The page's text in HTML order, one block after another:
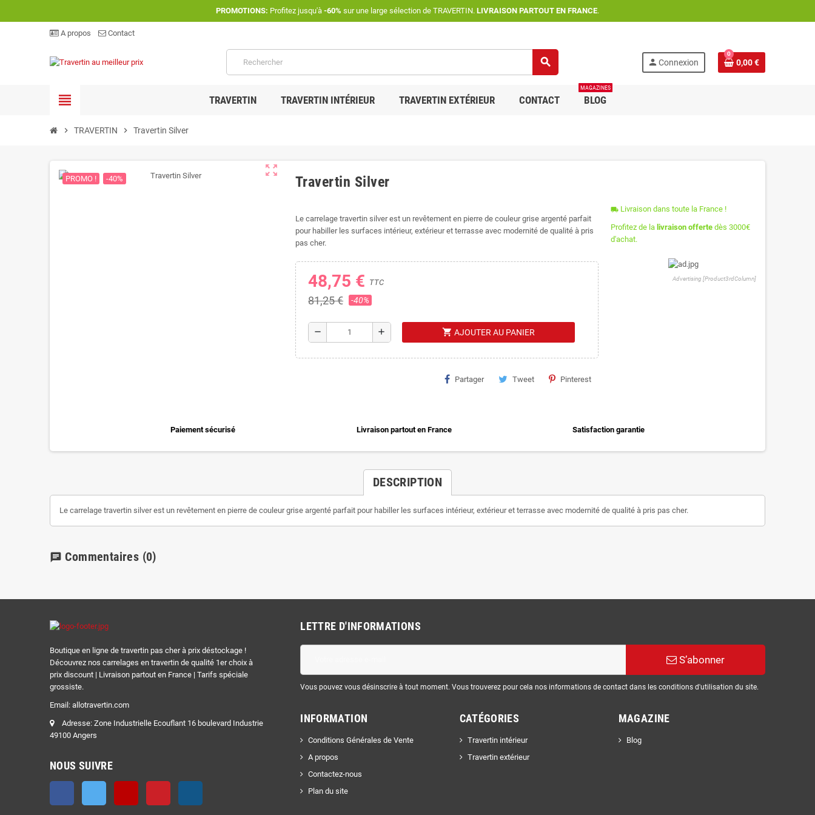
PROMOTIONS: Profitez jusqu'à -60% sur une large sélection de TRAVERTIN. LIVRAISON PARTOUT EN FRANCE.
A propos Contact
search person Connexion
0
0,00 €
view_headline TRAVERTIN TRAVERTIN INTÉRIEUR TRAVERTIN EXTÉRIEUR CONTACT BLOG
MAGAZINES
chevron_right TRAVERTIN chevron_right Travertin Silver
zoom_out_map
PROMO ! -40% Travertin Silver
Le carrelage travertin silver est un revêtement en pierre de couleur grise argenté parfait
pour habiller les surfaces intérieur, extérieur et terrasse avec modernité de qualité à pris
pas cher.
48,75 € TTC
81,25 € -40%
remove add shopping_cart AJOUTER AU PANIER
Partager Tweet Pinterest
local_shippingLivraison dans toute la France !
Profitez de la livraison offertedès 3000€
d'achat.
Advertising [Product3rdColumn]
Paiement sécurisé Livraison partout en France Satisfaction garantie
DESCRIPTION
Le carrelage travertin silver est un revêtement en pierre de couleur grise argenté parfait pour habiller les surfaces intérieur, extérieur et terrasse avec modernité de qualité à pris pas cher.
chat Commentaires (0)
Boutique en ligne de travertin pas cher à prix déstockage !
Découvrez nos carrelages en travertin de qualité 1er choix à
prix discount | Livraison partout en France | Tarifs spéciale
grossiste.
Email: allotravertin.com
Adresse: Zone Industrielle Ecouflant 16 boulevard Industrie
49100 Angers
NOUS SUIVRE
LETTRE D'INFORMATIONS
S’abonner
Vous pouvez vous désinscrire à tout moment. Vous trouverez pour cela nos informations de contact dans les conditions d'utilisation du site.
INFORMATION
Conditions Générales de Vente
A propos
Contactez-nous
Plan du site
CATÉGORIES
Travertin intérieur
Travertin extérieur
MAGAZINE
Blog